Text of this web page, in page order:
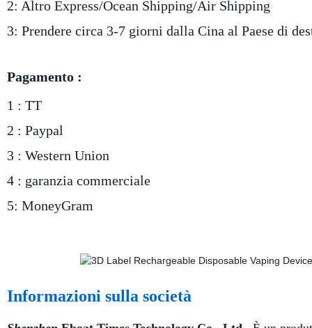
2: Altro Express/Ocean Shipping/Air Shipping
3: Prendere circa 3-7 giorni dalla Cina al Paese di
Pagamento :
1 : TT
2 : Paypal
3 : Western Union
4 : garanzia commerciale
5: MoneyGram
Informazioni sulla società